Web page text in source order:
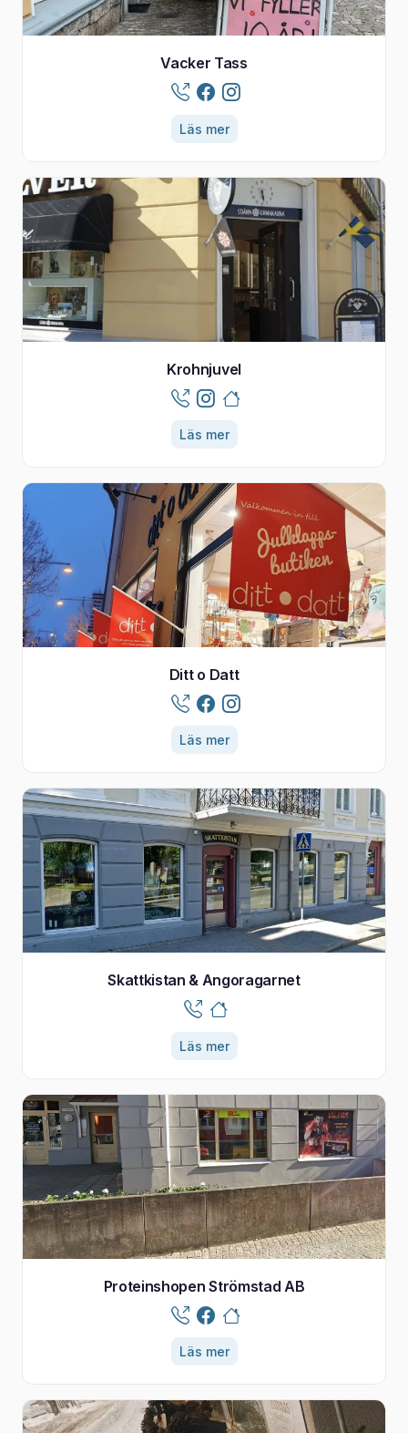
Vacker Tass
Läs mer
Krohnjuvel
Läs mer
Ditt o Datt
Läs mer
Skattkistan & Angoragarnet
Läs mer
Proteinshopen Strömstad AB
Läs mer